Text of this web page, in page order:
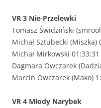
VR 3 Nie-Przelewki
Tomasz Świdziński
Michał Sztubecki (Miszka)
Michał Mirkowski 01:33:31
Dagmara Owczarek
Marcin Owczarek (Mako)
VR 4 Młody Narybek